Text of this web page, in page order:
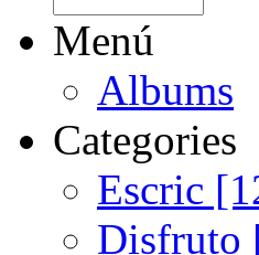
Menú
Albums
Categories
Escric
Disfruto